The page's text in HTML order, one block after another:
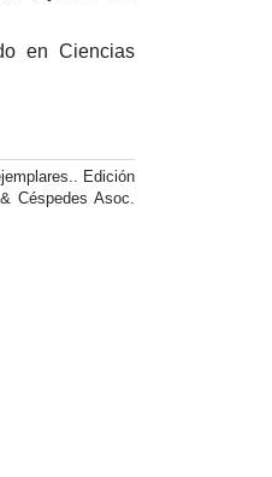
en Ciencias
Edición
Céspedes Asoc.